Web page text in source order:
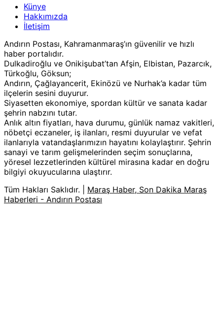
Künye
Hakkımızda
İletişim
Andırın Postası, Kahramanmaraş’ın güvenilir ve hızlı
haber portalıdır.
Dulkadiroğlu ve Onikişubat’tan Afşin, Elbistan, Pazarcık,
Türkoğlu, Göksun;
Andırın, Çağlayancerit, Ekinözü ve Nurhak’a kadar tüm
ilçelerin sesini duyurur.
Siyasetten ekonomiye, spordan kültür ve sanata kadar
şehrin nabzını tutar.
Anlık altın fiyatları, hava durumu, günlük namaz vakitleri,
nöbetçi eczaneler, iş ilanları, resmi duyurular ve vefat
ilanlarıyla vatandaşlarımızın hayatını kolaylaştırır. Şehrin
sanayi ve tarım gelişmelerinden seçim sonuçlarına,
yöresel lezzetlerinden kültürel mirasına kadar en doğru
bilgiyi okuyucularına ulaştırır.
Tüm Hakları Saklıdır. | Maraş Haber, Son Dakika Maraş
Haberleri - Andırın Postası